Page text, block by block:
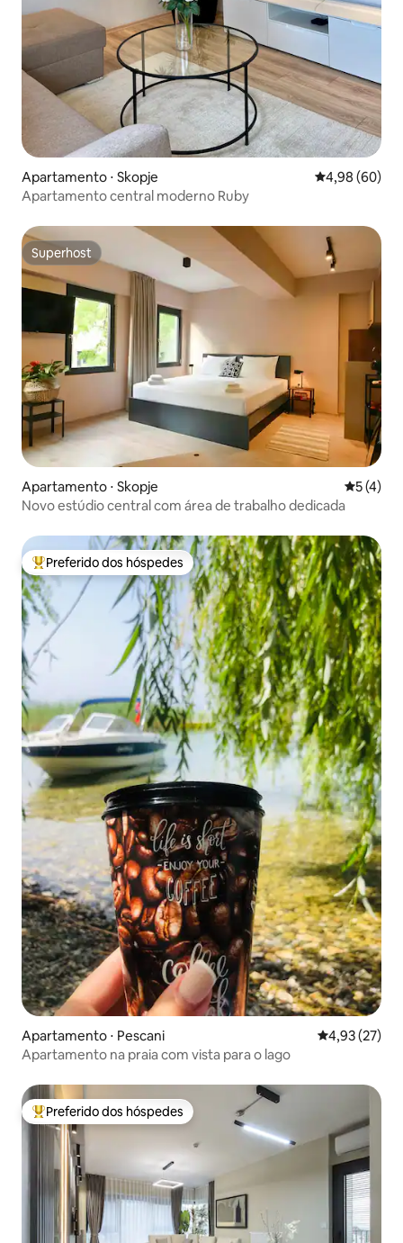
Apartamento ⋅ Skopje 4,98 de uma
4,98 (60)
Apartamento central moderno Ruby
Superhost
Superhost
Apartamento ⋅ Skopje 5 de
5 (4)
Novo estúdio central com área de trabalho dedicada
Entre os melhores preferidos dos hóspedes
Preferido dos hóspedes
Apartamento ⋅ Pescani 4,93 de uma
4,93 (27)
Apartamento na praia com vista para o lago
Entre os melhores preferidos dos hóspedes
Preferido dos hóspedes